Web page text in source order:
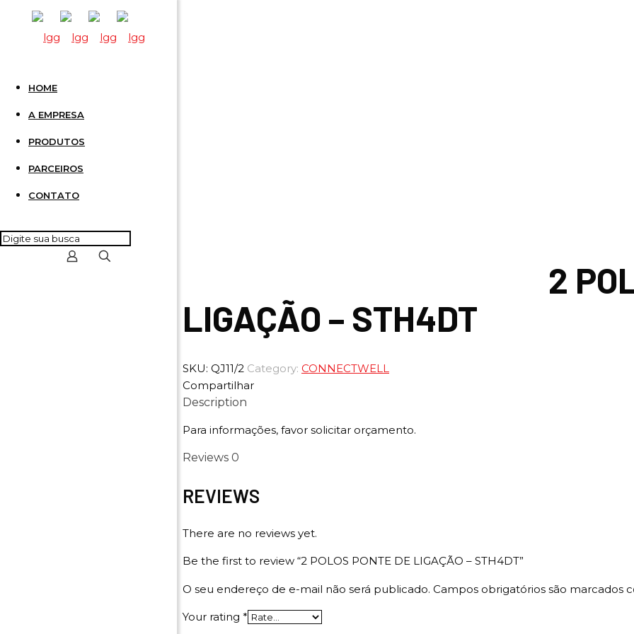
HOME
A EMPRESA
PRODUTOS
PARCEIROS
CONTATO
2
LIGAÇÃO – STH4DT
SKU: QJ11/2 Category: CONNECTWELL
Compartilhar
Description
Para informações, favor solicitar orçamento.
Reviews 0
REVIEWS
There are no reviews yet.
Be the first to review “2 POLOS PONTE DE LIGAÇÃO – STH4DT”
O seu endereço de e-mail não será publicado. Campos obrigatórios são marcados
Your rating *